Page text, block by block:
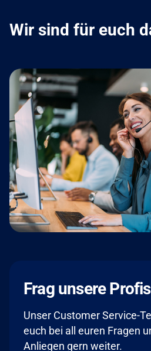
Wir sind für euch
Frag unsere Profis
Unser Customer Service-
euch bei all euren Fragen
Anliegen gern weiter.